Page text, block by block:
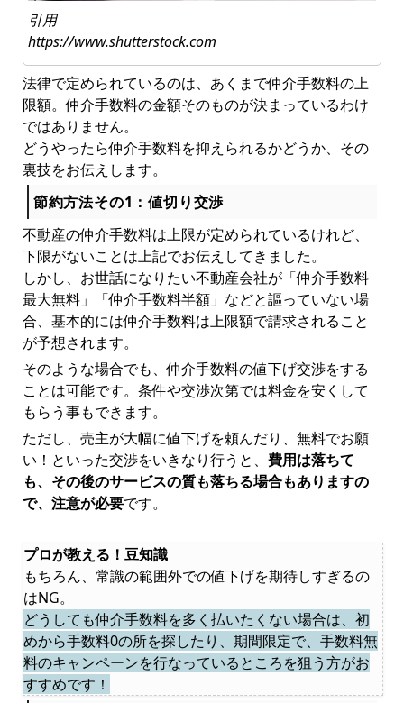
引用
https://www.shutterstock.com
法律で定められているのは、あくまで仲介手数料の上
限額。仲介手数料の金額そのものが決まっているわけ
ではありません。
どうやったら仲介手数料を抑えられるかどうか、その
裏技をお伝えします。
節約方法その1：値切り交渉
不動産の仲介手数料は上限が定められているけれど、
下限がないことは上記でお伝えしてきました。
しかし、お世話になりたい不動産会社が「仲介手数料
最大無料」「仲介手数料半額」などと謳っていない場
合、基本的には仲介手数料は上限額で請求されること
が予想されます。
そのような場合でも、仲介手数料の値下げ交渉をする
ことは可能です。条件や交渉次第では料金を安くして
もらう事もできます。
ただし、売主が大幅に値下げを頼んだり、無料でお願
い！といった交渉をいきなり行うと、 費用は落ちて
も、その後のサービスの質も落ちる場合もありますの
で、注意が必要です。
プロが教える！豆知識
もちろん、常識の範囲外での値下げを期待しすぎるの
はNG。
どうしても仲介手数料を多く払いたくない場合は、初
めから手数料0の所を探したり、期間限定で、手数料無
料のキャンペーンを行なっているところを狙う方がお
すすめです！